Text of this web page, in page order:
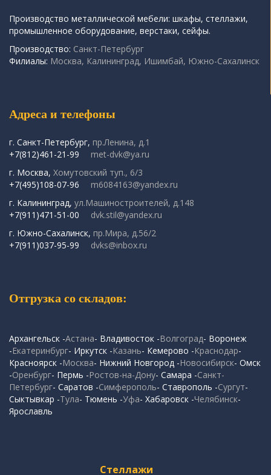
Производство металлической мебели: шкафы, стеллажи,
промышленное оборудование, верстаки, сейфы.
Производство: Санкт-Петербург
Филиалы: Москва, Калининград, Ишимбай, Южно-Сахалинск
Адреса и телефоны
г. Санкт-Петербург, пр.Ленина, д.1
+7(812)461-21-99
met-dvk@ya.ru
г. Москва, Хомутовский туп., 6/3
+7(495)108-07-96
m6084163@yandex.ru
г. Калининград, ул.Машиностроителей, д.148
+7(911)471-51-00
dvk.stil@yandex.ru
г. Южно-Сахалинск, пр.Мира, д.56/2
+7(911)037-95-99
dvks@inbox.ru
Отгрузка со складов:
Архангельск -Астана- Владивосток -Волгоград- Воронеж
-Екатеринбург- Иркутск -Казань- Кемерово -Краснодар-
Красноярск -Москва- Нижний Новгород -Новосибирск- Омск
-Оренбург- Пермь -Ростов-на-Дону- Самара -Санкт-
Петербург- Саратов -Симферополь- Ставрополь -Сургут-
Сыктывкар -Тула- Тюмень -Уфа- Хабаровск -Челябинск-
Ярославль
Стеллажи